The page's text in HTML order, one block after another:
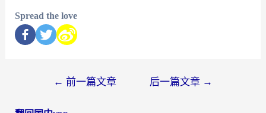
Spread the love
← 前一篇文章 后一篇文章 →